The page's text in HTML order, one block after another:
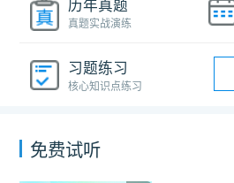
历年真题
真题实战演练
习题练习
核心知识点练习
免费试听